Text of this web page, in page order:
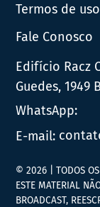
Termos de uso
Fale Conosco
Edifício Racz
Guedes, 1949
WhatsApp:
E-mail:
© 2026 | TODOS OS
ESTE MATERIAL
BROADCAST,